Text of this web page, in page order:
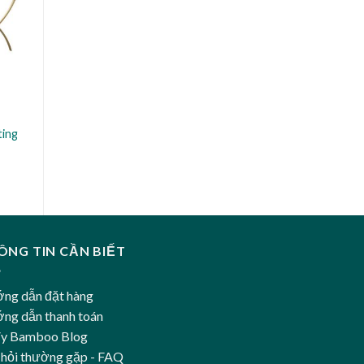
TIN CẦN BIẾT
dẫn đặt hàng
dẫn thanh toán
Bamboo Blog
hỏi thường gặp - FAQ